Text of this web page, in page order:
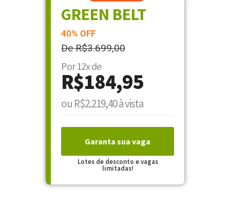
GREEN BELT
40% OFF
De R$3.699,00
Por 12x de
R$184,95
ou R$2.219,40 à vista
Garanta sua vaga
Lotes de desconto e vagas
limitadas!